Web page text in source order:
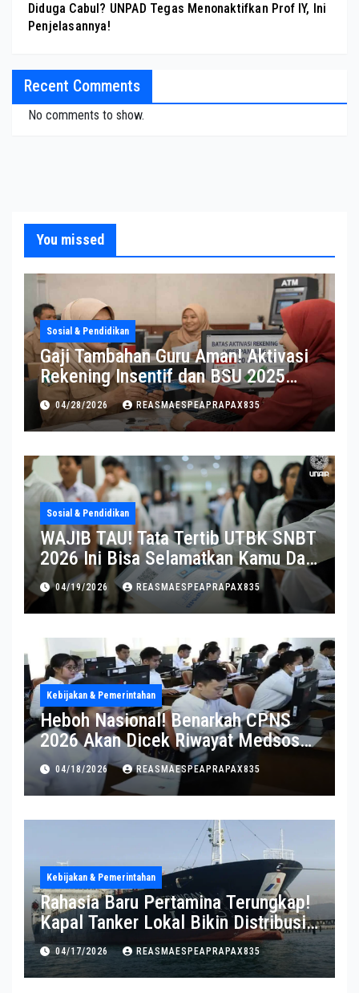
Diduga Cabul? UNPAD Tegas Menonaktifkan Prof IY, Ini
Penjelasannya!
Recent Comments
No comments to show.
You missed
Sosial & Pendidikan
Gaji Tambahan Guru Aman! Aktivasi
Rekening Insentif dan BSU 2025
Diperpanjang
04/28/2026 REASMAESPEAPRAPAX835
Sosial & Pendidikan
WAJIB TAU! Tata Tertib UTBK SNBT
2026 Ini Bisa Selamatkan Kamu Dari
Diskualifikasi
04/19/2026 REASMAESPEAPRAPAX835
Kebijakan & Pemerintahan
Heboh Nasional! Benarkah CPNS
2026 Akan Dicek Riwayat Medsos?
Pernyataan BKN Bikin Heboh
04/18/2026 REASMAESPEAPRAPAX835
Kebijakan & Pemerintahan
Rahasia Baru Pertamina Terungkap!
Kapal Tanker Lokal Bikin Distribusi
RI Makin Kuat
04/17/2026 REASMAESPEAPRAPAX835